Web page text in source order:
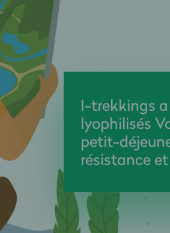
I-trekkings
lyophilisés
petit-
résistance